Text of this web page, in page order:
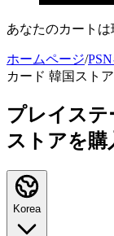
あなたのカートは
ホームページ/
カード 韓国ストア
プレイステ
ストアを購
Korea